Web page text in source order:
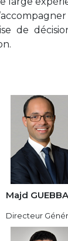
de
Majd
Directeur